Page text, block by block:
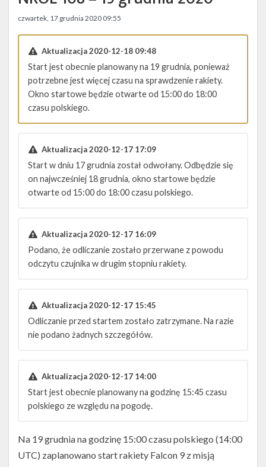
czwartek, 17 grudnia 2020 09:55
Aktualizacja 2020-12-18 09:48
Start jest obecnie planowany na 19 grudnia, ponieważ
potrzebne jest więcej czasu na sprawdzenie rakiety.
Okno startowe będzie otwarte od 15:00 do 18:00
czasu polskiego.
Aktualizacja 2020-12-17 17:09
Start w dniu 17 grudnia został odwołany. Odbędzie się
on najwcześniej 18 grudnia, okno startowe będzie
otwarte od 15:00 do 18:00 czasu polskiego.
Aktualizacja 2020-12-17 16:09
Podano, że odliczanie zostało przerwane z powodu
odczytu czujnika w drugim stopniu rakiety.
Aktualizacja 2020-12-17 15:45
Odliczanie przed startem zostało zatrzymane. Na razie
nie podano żadnych szczegółów.
Aktualizacja 2020-12-17 14:00
Start jest obecnie planowany na godzinę 15:45 czasu
polskiego ze względu na pogodę.
Na 19 grudnia na godzinę 15:00 czasu polskiego (14:00
UTC) zaplanowano start rakiety Falcon 9 z misją